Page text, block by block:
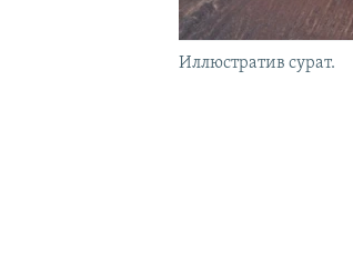
Иллюстратив сурат.